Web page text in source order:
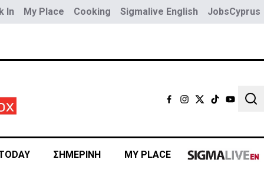
In My Place Cooking Sigmalive English JobsCyprus
ΣΗΜΕΡΙΝΗ MY PLACE